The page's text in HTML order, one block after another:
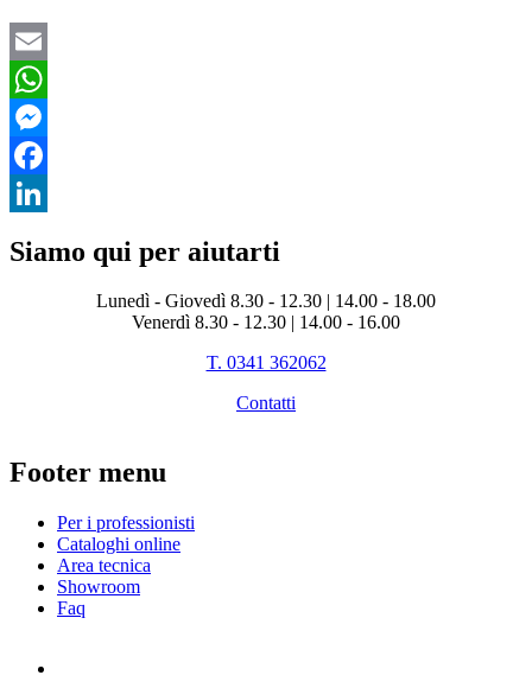
Email
WhatsApp
Messenger
Facebook
Siamo qui per aiutarti
Lunedì - Giovedì 8.30 - 12.30 | 14.00 - 18.00
Venerdì 8.30 - 12.30 | 14.00 - 16.00
T. 0341 362062
Contatti
Footer menu
Per i professionisti
Cataloghi online
Area tecnica
Showroom
Faq